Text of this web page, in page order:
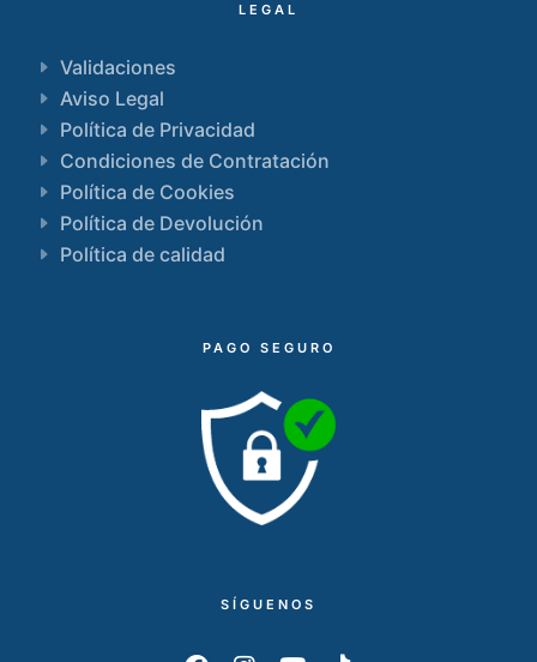
LEGAL
Validaciones
Aviso Legal
Política de Privacidad
Condiciones de Contratación
Política de Cookies
Política de Devolución
Política de calidad
PAGO SEGURO
SÍGUENOS